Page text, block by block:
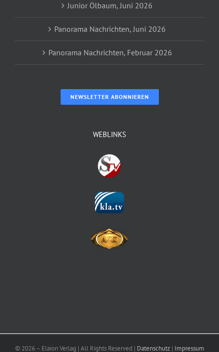
Junior Ölbaum, Juni 2026
Panorama Nachrichten, Juni 2026
Panorama Nachrichten, Februar 2026
NEWSLETTER ABONNIEREN
WEBLINKS
© 2026 – Elaion Verlag | All Rights Reserved | Datenschutz| Impressum